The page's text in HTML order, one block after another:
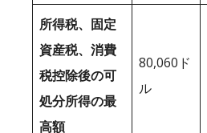
所得税、固定
資産税、消費
税控除後の可
処分所得の最
高額
80,060ド
ル